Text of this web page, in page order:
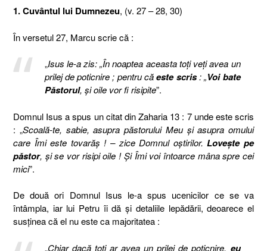
1. Cuvântul lui Dumnezeu, (v. 27 – 28, 30)
În versetul 27, Marcu scrie că :
„Isus le-a zis: „În noaptea aceasta toţi veţi avea un
prilej de poticnire ; pentru căeste scris: „Voi bate
Păstorul, şi oile vor fi risipite”.
Domnul Isus a spus un citat din Zaharia 13 : 7 unde este scris
: „Scoală-te, sabie, asupra păstorului Meu şi asupra omului
care Îmi este tovarăş ! – zice Domnul oştirilor. Loveşte pe
păstor, şi se vor risipi oile ! Şi Îmi voi întoarce mâna spre cei
mici”.
De două ori Domnul Isus le-a spus ucenicilor ce se va
întâmpla, iar lui Petru îi dă şi detaliile lepădării, deoarece el
susţinea că el nu este ca majoritatea :
„Chiar dacă toţi ar avea un prilej de poticnire, eu